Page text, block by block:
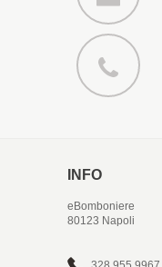
INFO
eBomboniere
80123 Napoli